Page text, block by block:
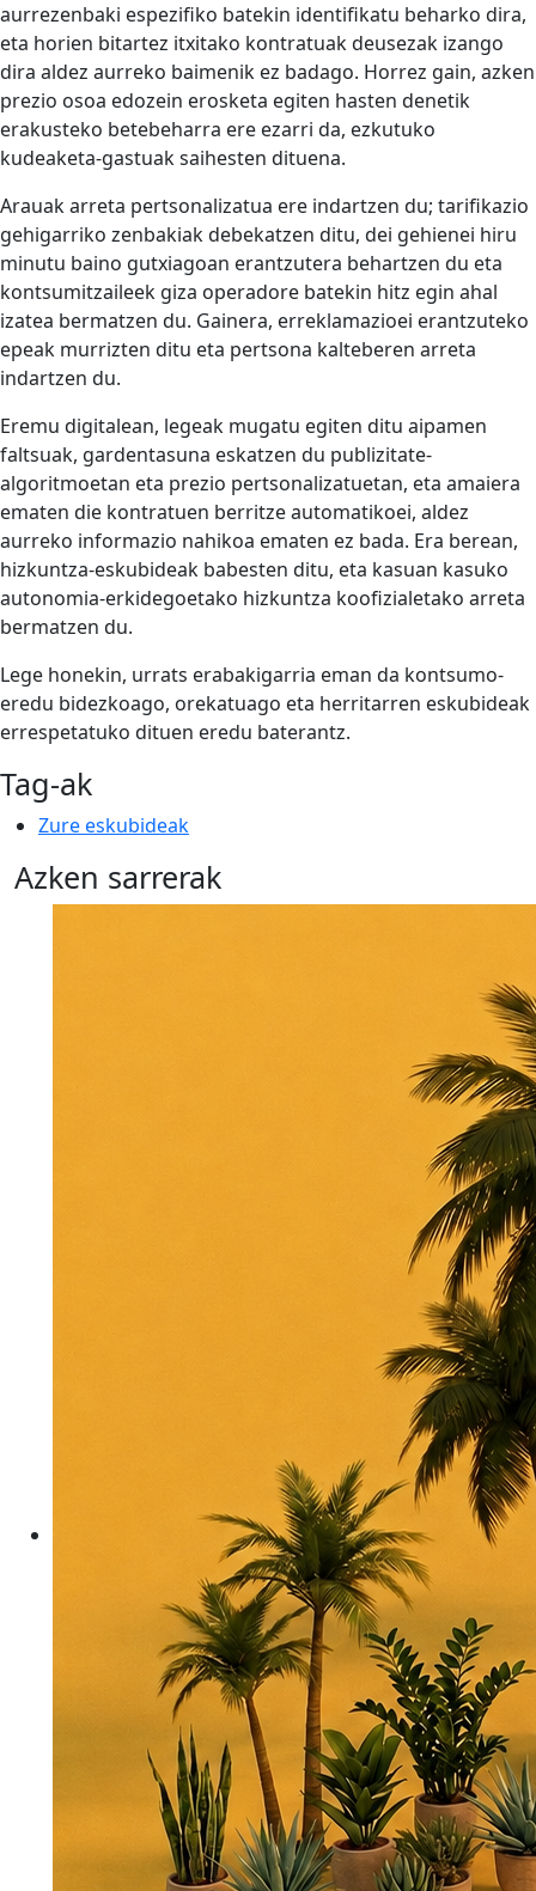
aurrezenbaki espezifiko batekin identifikatu beharko dira,
eta horien bitartez itxitako kontratuak deusezak izango
dira aldez aurreko baimenik ez badago. Horrez gain, azken
prezio osoa edozein erosketa egiten hasten denetik
erakusteko betebeharra ere ezarri da, ezkutuko
kudeaketa-gastuak saihesten dituena.
Arauak arreta pertsonalizatua ere indartzen du; tarifikazio
gehigarriko zenbakiak debekatzen ditu, dei gehienei hiru
minutu baino gutxiagoan erantzutera behartzen du eta
kontsumitzaileek giza operadore batekin hitz egin ahal
izatea bermatzen du. Gainera, erreklamazioei erantzuteko
epeak murrizten ditu eta pertsona kalteberen arreta
indartzen du.
Eremu digitalean, legeak mugatu egiten ditu aipamen
faltsuak, gardentasuna eskatzen du publizitate-
algoritmoetan eta prezio pertsonalizatuetan, eta amaiera
ematen die kontratuen berritze automatikoei, aldez
aurreko informazio nahikoa ematen ez bada. Era berean,
hizkuntza-eskubideak babesten ditu, eta kasuan kasuko
autonomia-erkidegoetako hizkuntza koofizialetako arreta
bermatzen du.
Lege honekin, urrats erabakigarria eman da kontsumo-
eredu bidezkoago, orekatuago eta herritarren eskubideak
errespetatuko dituen eredu baterantz.
Tag-ak
Zure eskubideak
Azken sarrerak